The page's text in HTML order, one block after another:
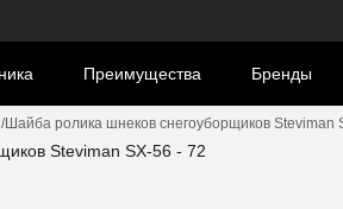
Преимущества Бренды
Шайба ролика шнеков снегоуборщиков Steviman